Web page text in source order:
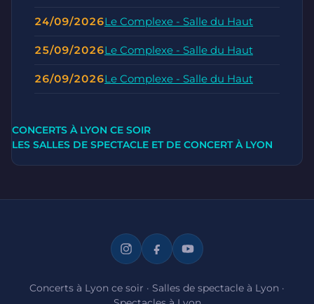
24/09/2026Le Complexe - Salle du Haut
25/09/2026Le Complexe - Salle du Haut
26/09/2026Le Complexe - Salle du Haut
CONCERTS À LYON CE SOIR
LES SALLES DE SPECTACLE ET DE CONCERT À LYON
Concerts à Lyon ce soir · Salles de spectacle à Lyon ·